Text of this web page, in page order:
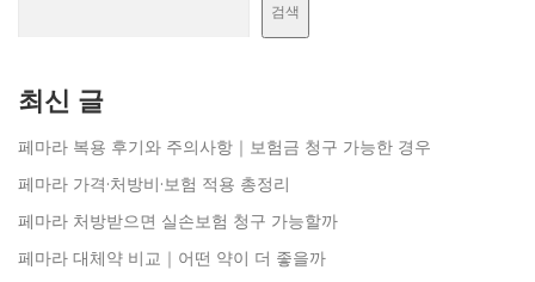
검색
최신 글
페마라 복용 후기와 주의사항｜보험금 청구 가능한 경우
페마라 가격·처방비·보험 적용 총정리
페마라 처방받으면 실손보험 청구 가능할까
페마라 대체약 비교｜어떤 약이 더 좋을까